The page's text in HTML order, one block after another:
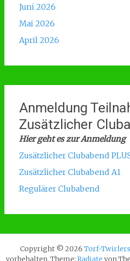
Juni 2026
Mai 2026
April 2026
Anmeldung
Zusätzlicher
Hier geht es zur Anmeldung
Zusätzlicher Clubabend
Zusätzlicher Clubabend A1
Regulärer Clubabend
Copyright © 2026 Torf-
vorbehalten. Theme: Radiate von